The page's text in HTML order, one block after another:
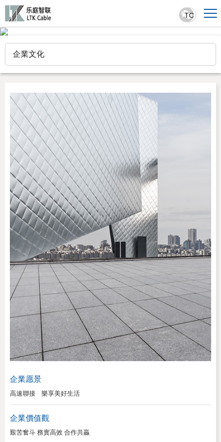
TC
企業文化
企業愿景
高速聯接 樂享美好生活
企業價值觀
艱苦奮斗 務實高效 合作共贏